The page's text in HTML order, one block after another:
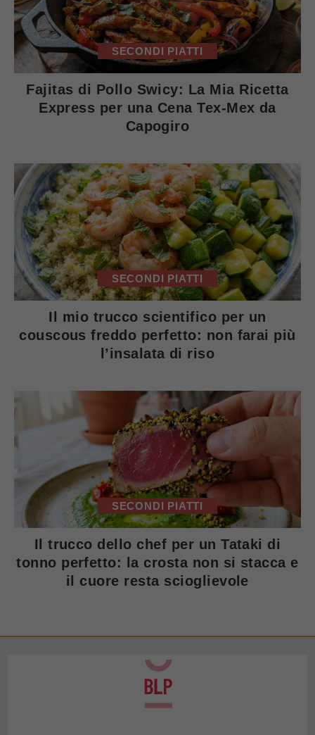
SECONDI PIATTI
Fajitas di Pollo Swicy: La Mia Ricetta
Express per una Cena Tex-Mex da
Capogiro
SECONDI PIATTI
Il mio trucco scientifico per un
couscous freddo perfetto: non farai più
l’insalata di riso
SECONDI PIATTI
Il trucco dello chef per un Tataki di
tonno perfetto: la crosta non si stacca e
il cuore resta scioglievole